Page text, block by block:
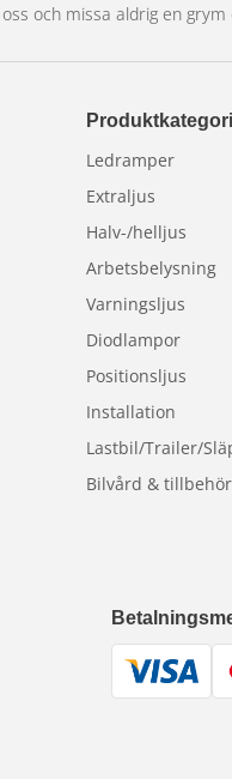
och missa aldrig en grym
Ledramper
Extraljus
Halv-/helljus
Arbetsbelysning
Varningsljus
Diodlampor
Positionsljus
Installation
Lastbil/Trailer/
Bilvård & tillbehör